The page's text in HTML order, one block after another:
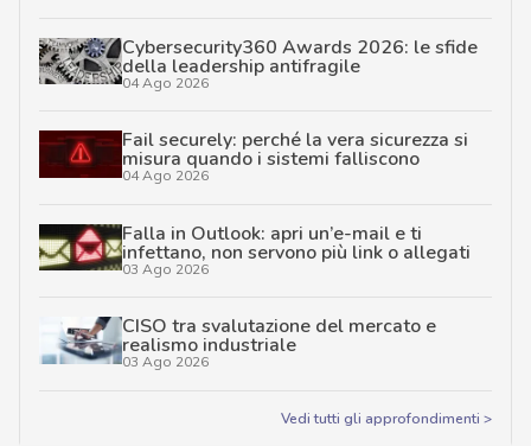
Cybersecurity360 Awards 2026: le sfide
della leadership antifragile
04 Ago 2026
Fail securely: perché la vera sicurezza si
misura quando i sistemi falliscono
04 Ago 2026
Falla in Outlook: apri un’e-mail e ti
infettano, non servono più link o allegati
03 Ago 2026
CISO tra svalutazione del mercato e
realismo industriale
03 Ago 2026
Vedi tutti gli approfondimenti >